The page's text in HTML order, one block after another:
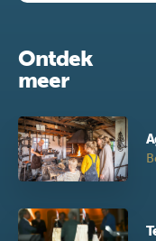
Ontdek
meer